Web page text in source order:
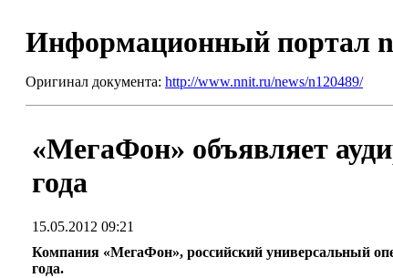
Информационный портал
Оригинал документа: http://www.nnit.ru/news/n120489/
«МегаФон» объявляет
года
15.05.2012 09:21
Компания «МегаФон», российский универсальный
года.